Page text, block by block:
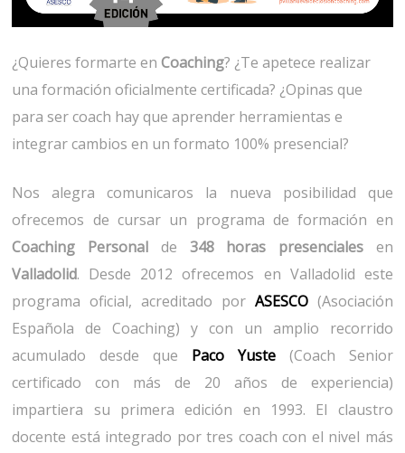
¿Quieres formarte enCoaching? ¿Te apetece realizar
una formación oficialmente certificada? ¿Opinas que
para ser coach hay que aprender herramientas e
integrar cambios en un formato 100% presencial?
Nos alegra comunicaros la nueva posibilidad que
ofrecemos de cursar un programa de formación en
Coaching Personal de 348 horas presencialesen
Valladolid. Desde 2012 ofrecemos en Valladolid este
programa oficial, acreditado por ASESCO(Asociación
Española de Coaching) y con un amplio recorrido
acumulado desde que Paco Yuste(Coach Senior
certificado con más de 20 años de experiencia)
impartiera su primera edición en 1993. El claustro
docente está integrado por tres coach con el nivel más